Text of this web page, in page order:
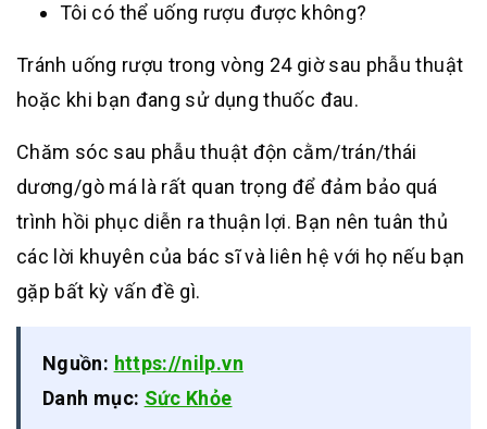
Tôi có thể uống rượu được không?
Tránh uống rượu trong vòng 24 giờ sau phẫu thuật
hoặc khi bạn đang sử dụng thuốc đau.
Chăm sóc sau phẫu thuật độn cằm/trán/thái
dương/gò má là rất quan trọng để đảm bảo quá
trình hồi phục diễn ra thuận lợi. Bạn nên tuân thủ
các lời khuyên của bác sĩ và liên hệ với họ nếu bạn
gặp bất kỳ vấn đề gì.
Nguồn: https://nilp.vn
Danh mục: Sức Khỏe